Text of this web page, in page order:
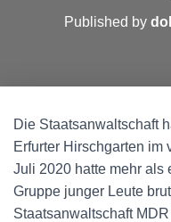
Published by
Die Staatsanwaltschaft
Erfurter Hirschgarten im
Juli 2020 hatte mehr als
Gruppe junger Leute
Staatsanwaltschaft